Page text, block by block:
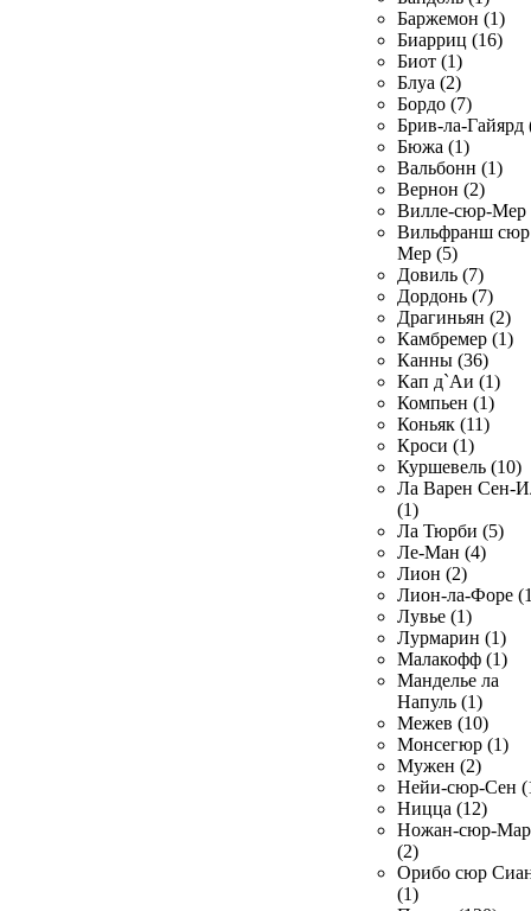
Баржемон (1)
Биарриц (16)
Биот (1)
Блуа (2)
Бордо (7)
Брив-ла-Гайярд
Бюжа (1)
Вальбонн (1)
Вернон (2)
Вилле-сюр-Мер
Вильфранш сюр
Мер (5)
Довиль (7)
Дордонь (7)
Драгиньян (2)
Камбремер (1)
Канны (36)
Кап д`Аи (1)
Компьен (1)
Коньяк (11)
Кроси (1)
Куршевель (10)
Ла Варен Сен-
(1)
Ла Тюрби (5)
Ле-Ман (4)
Лион (2)
Лион-ла-Форе
Лувье (1)
Лурмарин (1)
Малакофф (1)
Манделье ла
Напуль (1)
Межев (10)
Монсегюр (1)
Мужен (2)
Нейи-сюр-Сен
Ницца (12)
Ножан-сюр-
(2)
Орибо сюр
(1)